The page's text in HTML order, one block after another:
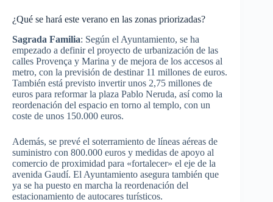
¿Qué se hará este verano en las zonas priorizadas?
Sagrada Familia: Según el Ayuntamiento, se ha
empezado a definir el proyecto de urbanización de las
calles Provença y Marina y de mejora de los accesos al
metro, con la previsión de destinar 11 millones de euros.
También está previsto invertir unos 2,75 millones de
euros para reformar la plaza Pablo Neruda, así como la
reordenación del espacio en torno al templo, con un
coste de unos 150.000 euros.
Además, se prevé el soterramiento de líneas aéreas de
suministro con 800.000 euros y medidas de apoyo al
comercio de proximidad para «fortalecer» el eje de la
avenida Gaudí. El Ayuntamiento asegura también que
ya se ha puesto en marcha la reordenación del
estacionamiento de autocares turísticos.